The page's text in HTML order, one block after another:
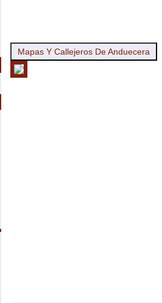
Mapas Y Callejeros De Anduecera